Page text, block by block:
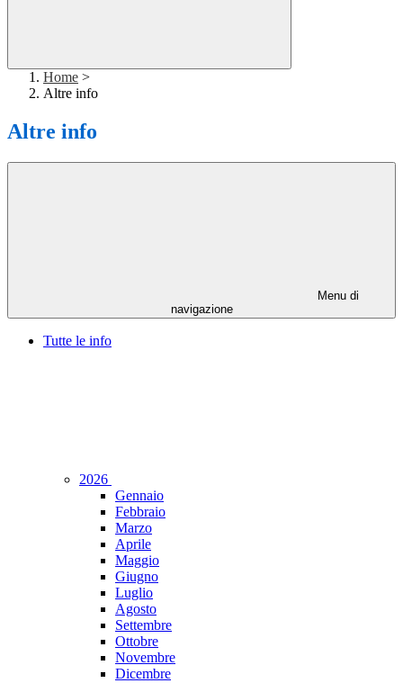
Home >
Altre info
Altre info
Menu di
navigazione
Tutte le info
2026
Gennaio
Febbraio
Marzo
Aprile
Maggio
Giugno
Luglio
Agosto
Settembre
Ottobre
Novembre
Dicembre